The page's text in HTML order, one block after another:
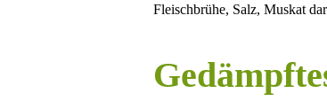
Fleischbrühe, Salz, Muskat